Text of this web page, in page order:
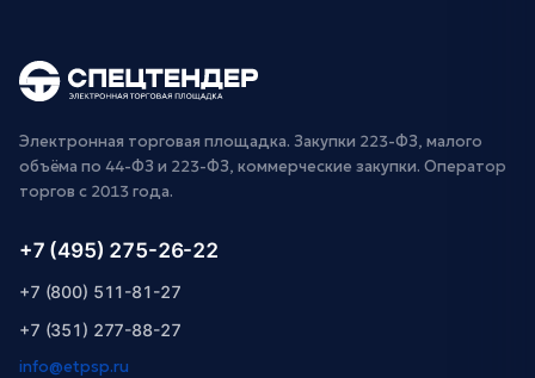
Электронная торговая площадка. Закупки 223-ФЗ, малого
объёма по 44-ФЗ и 223-ФЗ, коммерческие закупки. Оператор
торгов с 2013 года.
+7 (495) 275-26-22
+7 (800) 511-81-27
+7 (351) 277-88-27
info@etpsp.ru